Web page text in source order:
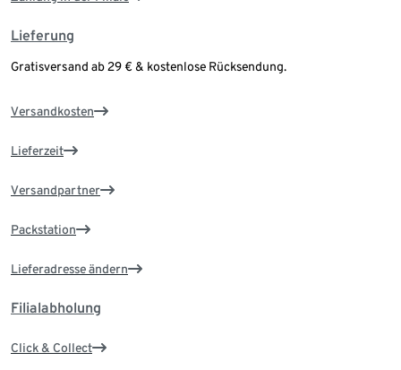
Lieferung
Gratisversand ab 29 € & kostenlose Rücksendung.
Versandkosten
Lieferzeit
Versandpartner
Packstation
Lieferadresse ändern
Filialabholung
Click & Collect